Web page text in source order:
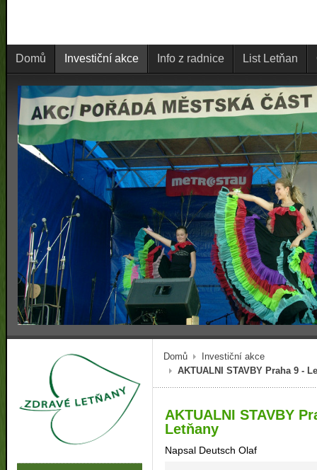
Domů Investiční akce Info z radnice List Letňan
Domů
Investiční akce
AKTUALNI STAVBY Praha 9 -
AKTUALNI STAVBY
Letňany
Napsal Deutsch Olaf